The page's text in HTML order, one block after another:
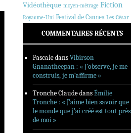
Vidéothèque moyen-métrage Fiction
Royaume-Uni Festival de Cannes Les César
COMMENTAIRES RÉCENTS
PascaledansVibirson
Gnanatheepan : « J’observe, je me
construis, je m’affirme »
Tronche ClaudedansÉmilie
Tronche : « J’aime bien savoir que
le monde que j’ai créé est tout près
de moi »